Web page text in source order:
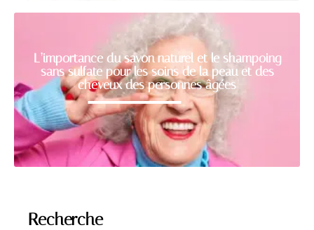
L’importance du savon naturel et le shampoing
sans sulfate pour les soins de la peau et des
cheveux des personnes âgées
Recherche